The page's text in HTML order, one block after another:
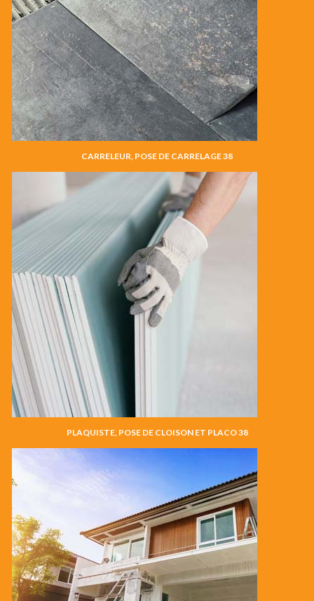
CARRELEUR, POSE DE CARRELAGE 38
PLAQUISTE, POSE DE CLOISON ET PLACO 38